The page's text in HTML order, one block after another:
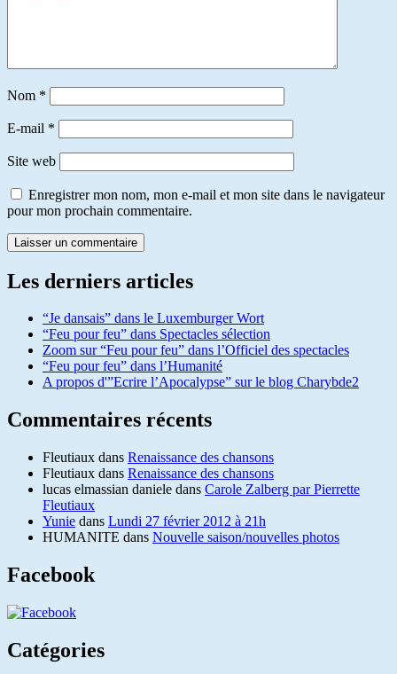
Nom *
E-mail *
Site web
Enregistrer mon nom, mon e-mail et mon site dans le navigateur
pour mon prochain commentaire.
Les derniers articles
“Je dansais” dans le Luxemburger Wort
“Feu pour feu” dans Spectacles sélection
Zoom sur “Feu pour feu” dans l’Officiel des spectacles
“Feu pour feu” dans l’Humanité
A propos d'”Ecrire l’Apocalypse” sur le blog Charybde2
Commentaires récents
Fleutiaux dans Renaissance des chansons
Fleutiaux dans Renaissance des chansons
lucas elmassian daniele dans Carole Zalberg par Pierrette
Fleutiaux
Yunie dans Lundi 27 février 2012 à 21h
HUMANITE dans Nouvelle saison/nouvelles photos
Facebook
Catégories